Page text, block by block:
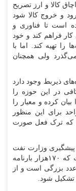
کالا و ارز تصریح
و خروج کالا شود
است تا فناوری و
فراهم کند و خود
تهیه کند. اما با
موضوع می‌گذرد ولی همچنان
ذیربط وجود دارد
در این حوزه را
کرده و معیار را
برای این منظور
که ترک فعل صورت
پیشگیری وزارت نفت
درمورد بارنامه‌های صوری داده شده این است که ۱۷۰هزار بارنامه
این عدد بزرگی است و از
تشکیل شود.